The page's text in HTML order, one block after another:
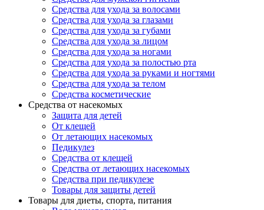
Средства для ухода за волосами
Средства для ухода за глазами
Средства для ухода за губами
Средства для ухода за лицом
Средства для ухода за ногами
Средства для ухода за полостью рта
Средства для ухода за руками и ногтями
Средства для ухода за телом
Средства косметические
Средства от насекомых
Защита для детей
От клещей
От летающих насекомых
Педикулез
Средства от клещей
Средства от летающих насекомых
Средства при педикулезе
Товары для защиты детей
Товары для диеты, спорта, питания